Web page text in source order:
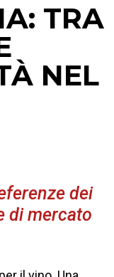
TRA
NEL
dei
di mercato